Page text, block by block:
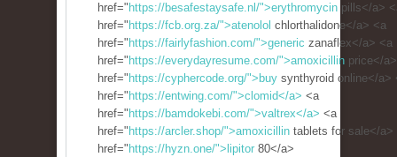
href=" https://besafestaysafe.nl/">erythromycin pills</a>
href=" https://fcb.org.za/">atenolol chlorthalidone</a> <a
href=" https://fairlyfashion.com/">generic zanaflex</a> <a
href=" https://everydayresume.com/">amoxicillin price</
href=" https://cyphercode.org/">buy synthyroid online</a>
href=" https://entwing.com/">clomid</a> <a
href=" https://bamdokebi.com/">valtrex</a> <a
href=" https://arcler.shop/">amoxicillin tablets for sale</a>
href=" https://hyzn.one/">lipitor 80</a>